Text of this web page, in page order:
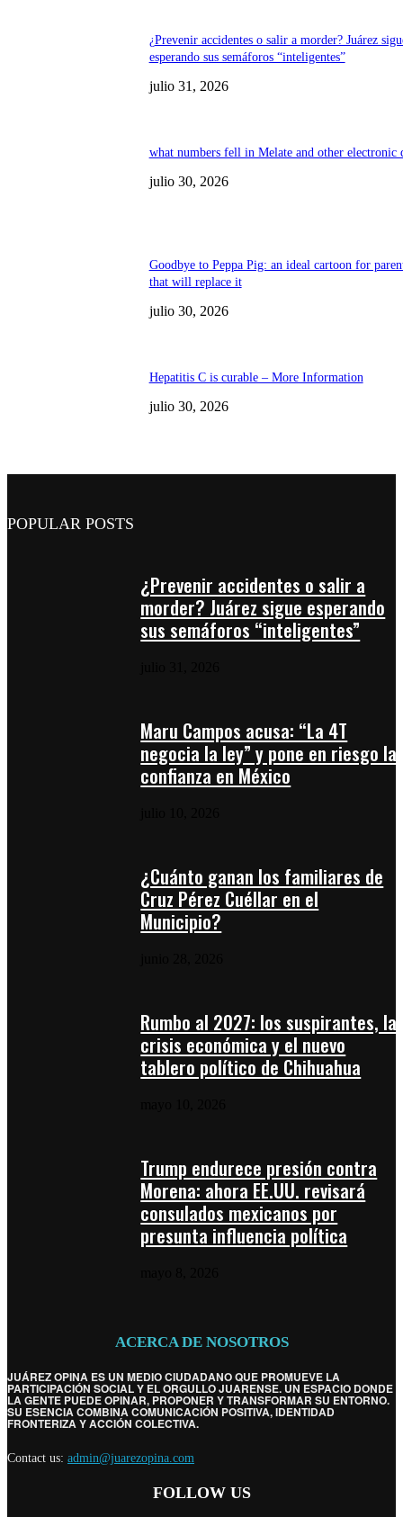
¿Prevenir accidentes o salir a morder? Juárez
esperando sus semáforos “inteligentes”
julio 31, 2026
what numbers fell in Melate and other electronic
julio 30, 2026
Goodbye to Peppa Pig: an ideal cartoon for
that will replace it
julio 30, 2026
Hepatitis C is curable – More Information
julio 30, 2026
POPULAR POSTS
¿Prevenir accidentes o salir a
morder? Juárez sigue esperando
sus semáforos “inteligentes”
Maru Campos acusa: “La 4T
negocia la ley” y pone en riesgo la
confianza en México
¿Cuánto ganan los familiares de
Cruz Pérez Cuéllar en el
Municipio?
Rumbo al 2027: los suspirantes, la
crisis económica y el nuevo
tablero político de Chihuahua
Trump endurece presión contra
Morena: ahora EE.UU. revisará
consulados mexicanos por
presunta influencia política
ACERCA DE NOSOTROS
JUÁREZ OPINA ES UN MEDIO CIUDADANO QUE PROMUEVE LA
PARTICIPACIÓN SOCIAL Y EL ORGULLO JUARENSE. UN ESPACIO DONDE
LA GENTE PUEDE OPINAR, PROPONER Y TRANSFORMAR SU ENTORNO.
SU ESENCIA COMBINA COMUNICACIÓN POSITIVA, IDENTIDAD
FRONTERIZA Y ACCIÓN COLECTIVA.
Contact us: admin@juarezopina.com
FOLLOW US